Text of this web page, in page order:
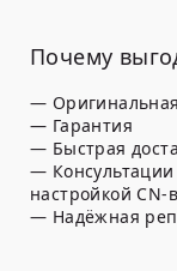
Почему
—
— Гарантия
— Быстрая
—
настройкой CN-
— Надёжная